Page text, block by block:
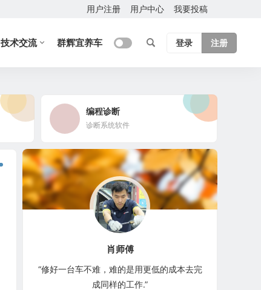
用户注册 用户中心 我要投稿
技术交流 群辉宜养车 登录 注册
编程诊断
诊断系统软件
肖师傅
“修好一台车不难，难的是用更低的成本去完
成同样的工作.”